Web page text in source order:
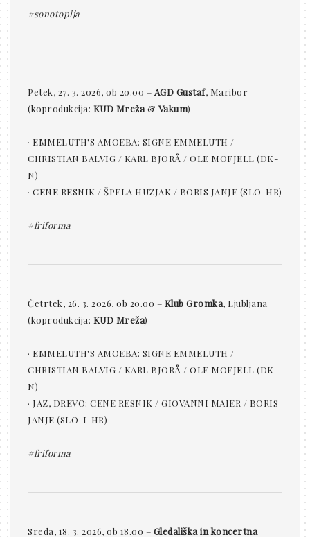
#sonotopija
Petek, 27. 3. 2026, ob 20.00 – AGD Gustaf, Maribor
(koprodukcija: KUD Mreža& Vakum)
· EMMELUTH'S AMOEBA: SIGNE EMMELUTH /
CHRISTIAN BALVIG / KARL BJORÅ / OLE MOFJELL (DK-
N)
· CENE RESNIK / ŠPELA HUZJAK / BORIS JANJE (SLO-HR)
#friforma
Četrtek, 26. 3. 2026, ob 20.00 – Klub Gromka, Ljubljana
(koprodukcija: KUD Mreža)
· EMMELUTH'S AMOEBA: SIGNE EMMELUTH /
CHRISTIAN BALVIG / KARL BJORÅ / OLE MOFJELL (DK-
N)
· JAZ, DREVO: CENE RESNIK / GIOVANNI MAIER / BORIS
JANJE (SLO-I-HR)
#friforma
Sreda, 18. 3. 2026, ob 18.00 – Gledališka in koncertna